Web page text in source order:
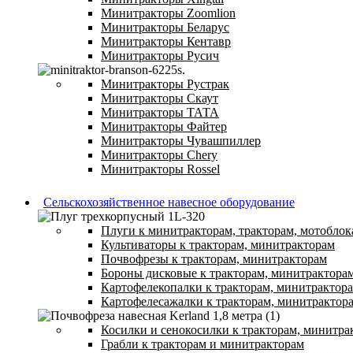
Минитракторы Zoomlion
Минитракторы Беларус
Минитракторы Кентавр
Минитракторы Русич
Минитракторы Рустрак
Минитракторы Скаут
Минитракторы ТАТА
Минитракторы Файтер
Минитракторы Чувашпиллер
Минитракторы Chery
Минитракторы Rossel
Сельскохозяйственное навесное оборудование
Плуги к минитракторам, тракторам,
Культиваторы к тракторам, минитракторам
Почвофрезы к тракторам, минитракторам
Бороны дисковые к тракторам,
Картофелекопалки к тракторам,
Картофелесажалки к тракторам,
Косилки и сенокосилки к тракторам,
Грабли к тракторам и минитракторам